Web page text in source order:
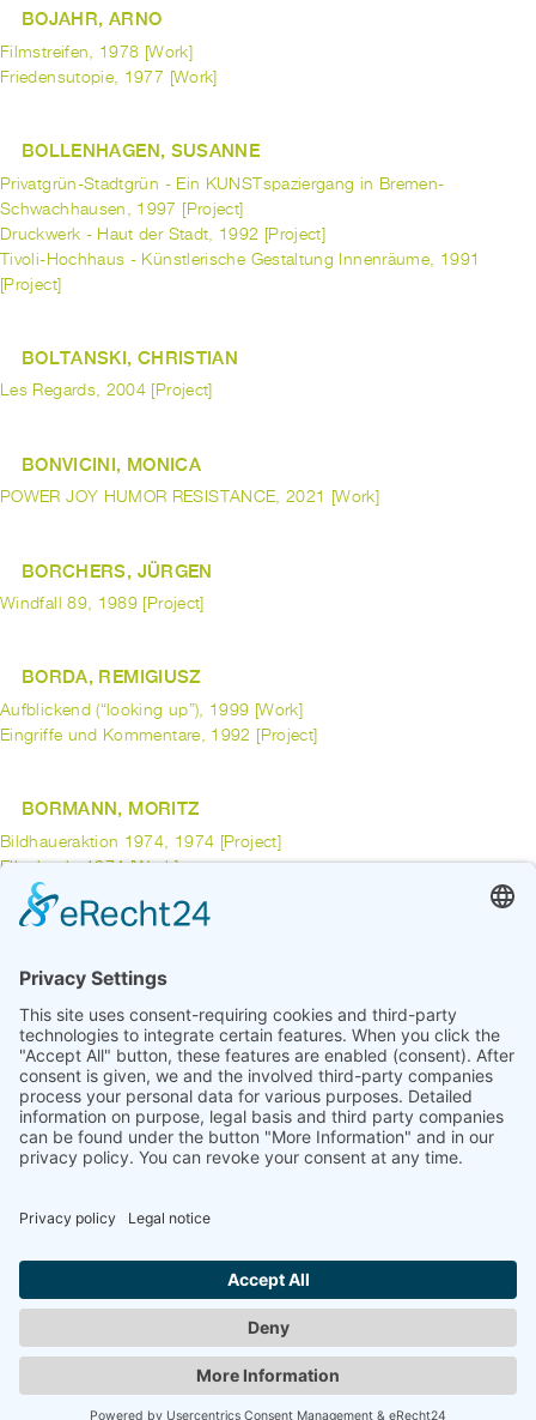
BOJAHR, ARNO
Filmstreifen, 1978 [Work]
Friedensutopie, 1977 [Work]
BOLLENHAGEN, SUSANNE
Privatgrün-Stadtgrün - Ein KUNSTspaziergang in Bremen-
Schwachhausen, 1997 [Project]
Druckwerk - Haut der Stadt, 1992 [Project]
Tivoli-Hochhaus - Künstlerische Gestaltung Innenräume, 1991
[Project]
BOLTANSKI, CHRISTIAN
Les Regards, 2004 [Project]
BONVICINI, MONICA
POWER JOY HUMOR RESISTANCE, 2021 [Work]
BORCHERS, JÜRGEN
Windfall 89, 1989 [Project]
BORDA, REMIGIUSZ
Aufblickend (“looking up”), 1999 [Work]
Eingriffe und Kommentare, 1992 [Project]
BORMANN, MORITZ
Bildhaueraktion 1974, 1974 [Project]
Ellenbank, 1974 [Work]
Ansgar-Säule, 1965
1
2
3
4
5
6
9
17
© 2008-2026 Senator für Kultur Bremen